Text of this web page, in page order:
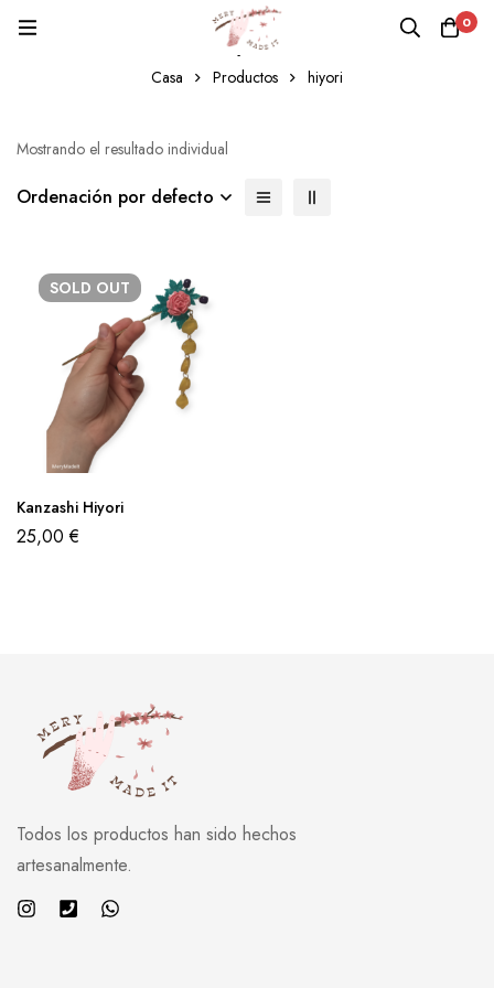
0
hiyori
Casa Productos hiyori
Mostrando el resultado individual
Ordenación por defecto
SOLD OUT
Kanzashi Hiyori
25,00€
Todos los productos han sido hechos
artesanalmente.